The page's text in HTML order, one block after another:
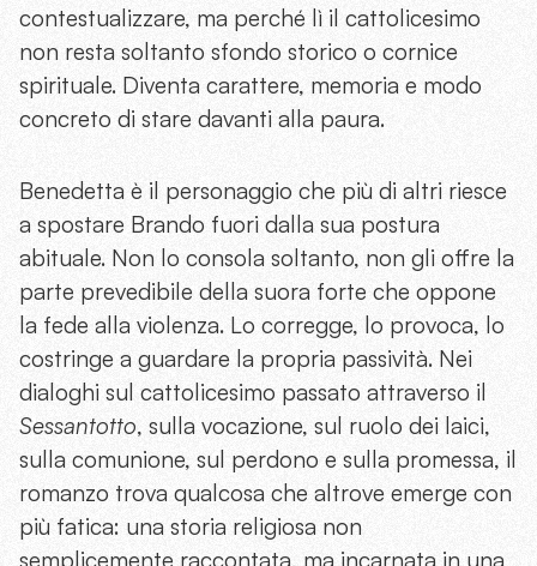
contestualizzare, ma perché lì il cattolicesimo
non resta soltanto sfondo storico o cornice
spirituale. Diventa carattere, memoria e modo
concreto di stare davanti alla paura.
Benedetta è il personaggio che più di altri riesce
a spostare Brando fuori dalla sua postura
abituale. Non lo consola soltanto, non gli offre la
parte prevedibile della suora forte che oppone
la fede alla violenza. Lo corregge, lo provoca, lo
costringe a guardare la propria passività. Nei
dialoghi sul cattolicesimo passato attraverso il
Sessantotto, sulla vocazione, sul ruolo dei laici,
sulla comunione, sul perdono e sulla promessa, il
romanzo trova qualcosa che altrove emerge con
più fatica: una storia religiosa non
semplicemente raccontata, ma incarnata in una